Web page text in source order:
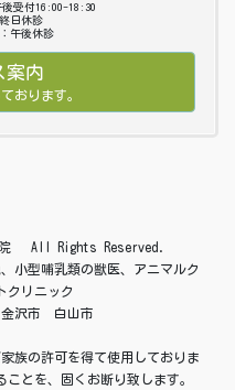
受付16:00-18:30
日休診
午後休診
案内
おります。
院 All Rights Reserved.
小型哺乳類の獣医、アニマルク
クリニック
沢市 白山市
族の許可を得て使用しておりま
とを、固くお断り致します。